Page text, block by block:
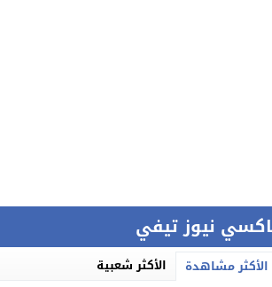
نيوز تيفي
الأكثر مشاهدة الأكثر شعبية